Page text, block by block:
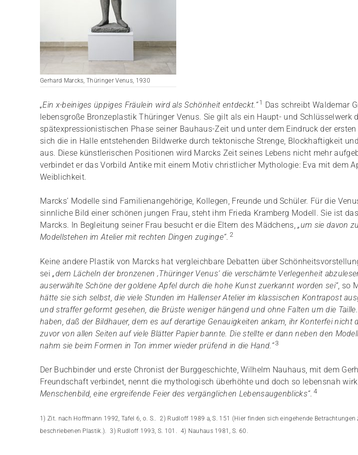
Gerhard Marcks, Thüringer Venus, 1930
„Ein x-beiniges üppiges Fräulein wird als Schönheit entdeckt.“1 Das schreibt Waldemar
lebensgroße Bronzeplastik Thüringer Venus. Sie gilt als ein Haupt- und Schlüsselwerk
spätexpressionistischen Phase seiner Bauhaus-Zeit und unter dem Eindruck der
sich die in Halle entstehenden Bildwerke durch tektonische Strenge, Blockhaftigkeit
aus. Diese künstlerischen Positionen wird Marcks Zeit seines Lebens nicht mehr
verbindet er das Vorbild Antike mit einem Motiv christlicher Mythologie: Eva mit dem
Weiblichkeit.
Marcks’ Modelle sind Familienangehörige, Kollegen, Freunde und Schüler. Für die
sinnliche Bild einer schönen jungen Frau, steht ihm Frieda Kramberg Modell. Sie ist
Marcks. In Begleitung seiner Frau besucht er die Eltern des Mädchens,„um sie davon
Modellstehen im Atelier mit rechten Dingen zuginge“. 2
Keine andere Plastik von Marcks hat vergleichbare Debatten über
sei„dem Lächeln der bronzenen ‚Thüringer Venus‘ die verschämte Verlegenheit
auserwählte Schöne der goldene Apfel durch die hohe Kunst zuerkannt worden sei“, so
hätte sie sich selbst, die viele Stunden im Hallenser Atelier im klassischen Kontrapost
und straffer geformt gesehen, die Brüste weniger hängend und ohne Falten um die
haben, daß der Bildhauer, dem es auf derartige Genauigkeiten ankam, ihr Konterfei nicht
zuvor von allen Seiten auf viele Blätter Papier bannte. Die stellte er dann neben den
nahm sie beim Formen in Ton immer wieder prüfend in die Hand.“3
Der Buchbinder und erste Chronist der Burggeschichte, Wilhelm Nauhaus, mit dem
Freundschaft verbindet, nennt die mythologisch überhöhte und doch so lebensnah
Menschenbild, eine ergreifende Feier des vergänglichen Lebensaugenblicks“. 4
1) Zit. nach Hoffmann 1992, Tafel 6, o. S.. 2) Rudloff 1989 a, S. 151 (Hier finden sich eingehende
beschriebenen Plastik.). 3) Rudloff 1993, S. 101. 4) Nauhaus 1981, S. 60.